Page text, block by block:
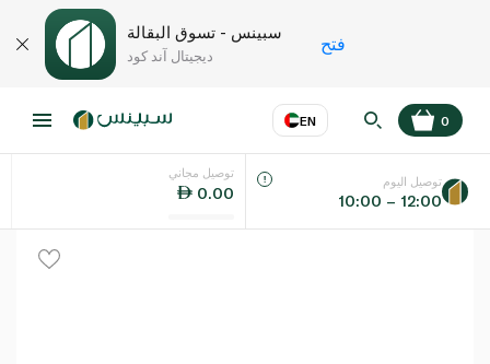
سبينس - تسوق البقالة
ديجيتال آند كود
فتح
EN
اللغة عر
0
توصيل مجاني
0.00
توصيل اليوم
10:00 – 12:00